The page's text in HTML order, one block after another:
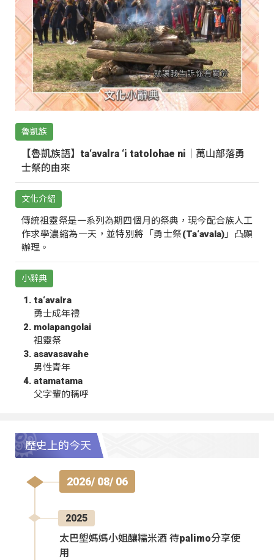
魯凱族
【魯凱族語】ta‘avalra ‘i tatolohae ni｜萬山部落勇
士祭的由來
文化介紹
傳統祖靈祭是一系列為期四個月的祭典，現今配合族人工
作求學濃縮為一天，並特別將「勇士祭(Ta‘avala)」凸顯
辦理。
小辭典
ta‘avalra
勇士成年禮
molapangolai
祖靈祭
asavasavahe
男性青年
atamatama
父字輩的稱呼
歷史上的今天
2026/ 08/ 06
2025
太巴塱媽媽小姐釀糯米酒 待palimo分享使
用